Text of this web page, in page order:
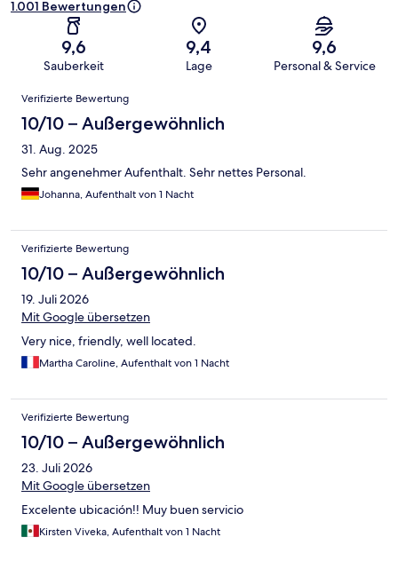
1.001 Bewertungen
9,6
Sauberkeit
9,4
Lage
9,6
Personal & Service
Bewertungen
Verifizierte Bewertung
10/10 – Außergewöhnlich
31. Aug. 2025
Sehr angenehmer Aufenthalt. Sehr nettes Personal.
Johanna, Aufenthalt von 1 Nacht
Verifizierte Bewertung
10/10 – Außergewöhnlich
19. Juli 2026
Mit Google übersetzen
Very nice, friendly, well located.
Martha Caroline, Aufenthalt von 1 Nacht
Verifizierte Bewertung
10/10 – Außergewöhnlich
23. Juli 2026
Mit Google übersetzen
Excelente ubicación!! Muy buen servicio
Kirsten Viveka, Aufenthalt von 1 Nacht